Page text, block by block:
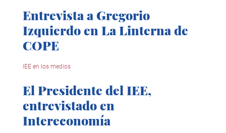
Entrevista a Gregorio
Izquierdo en La Linterna de
COPE
IEE en los medios
El Presidente del IEE,
entrevistado en
Intereconomía